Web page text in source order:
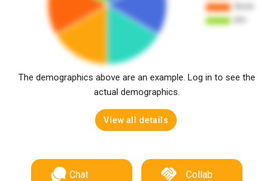
The demographics above are an example. Log in to see the
actual demographics.
View all details
Chat Collab